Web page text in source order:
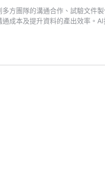
方團隊的溝通合作、試驗文件
成本及提升資料的產出效率。